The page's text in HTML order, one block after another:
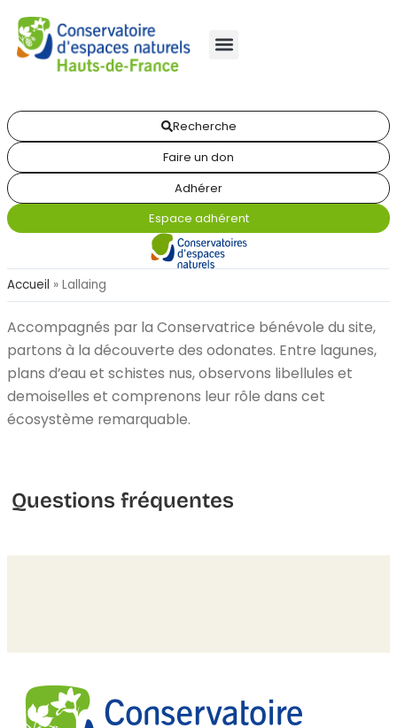
Recherche
Faire un don
Adhérer
Espace adhérent
Accueil » Lallaing
Accompagnés par la Conservatrice bénévole du site,
partons à la découverte des odonates. Entre lagunes,
plans d’eau et schistes nus, observons libellules et
demoiselles et comprenons leur rôle dans cet
écosystème remarquable.
Questions fréquentes